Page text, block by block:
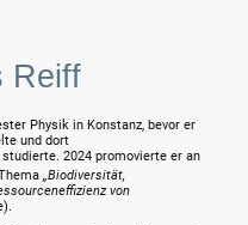
Reiff
Physik in Konstanz, bevor er
und dort
2024 promovierte er an
„Biodiversität,
von